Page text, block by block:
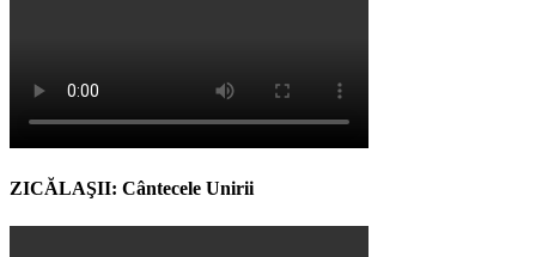
ZICĂLAŞII: Cântecele Unirii